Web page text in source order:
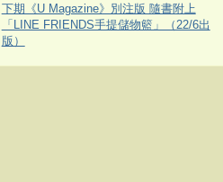
下期《U Magazine》別注版 隨書附上
「LINE FRIENDS手提儲物籃」（22/6出
版）